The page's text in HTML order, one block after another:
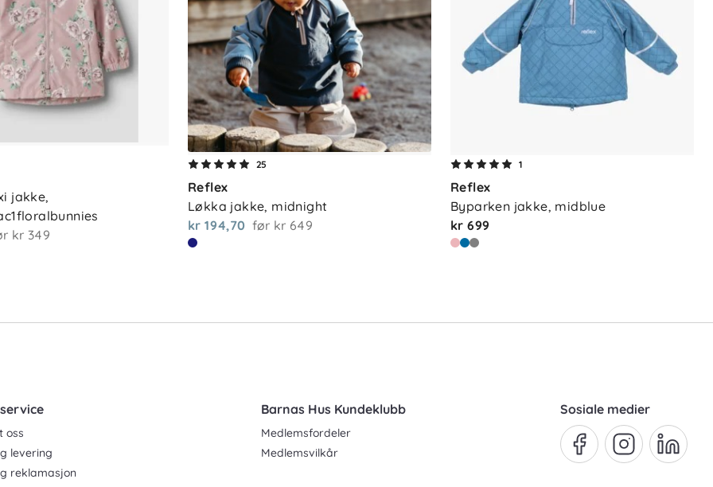
før vask og vask med lignende
høy varme ved tørking.
jakke,
kr 349
25
Reflex
Løkka jakke, midnight
kr 194,70 før kr 649
1
Reflex
Byparken jakke, midblue
kr 699
oss
levering
reklamasjon
Barnas Hus Kundeklubb
Medlemsfordeler
Medlemsvilkår
Sosiale medier